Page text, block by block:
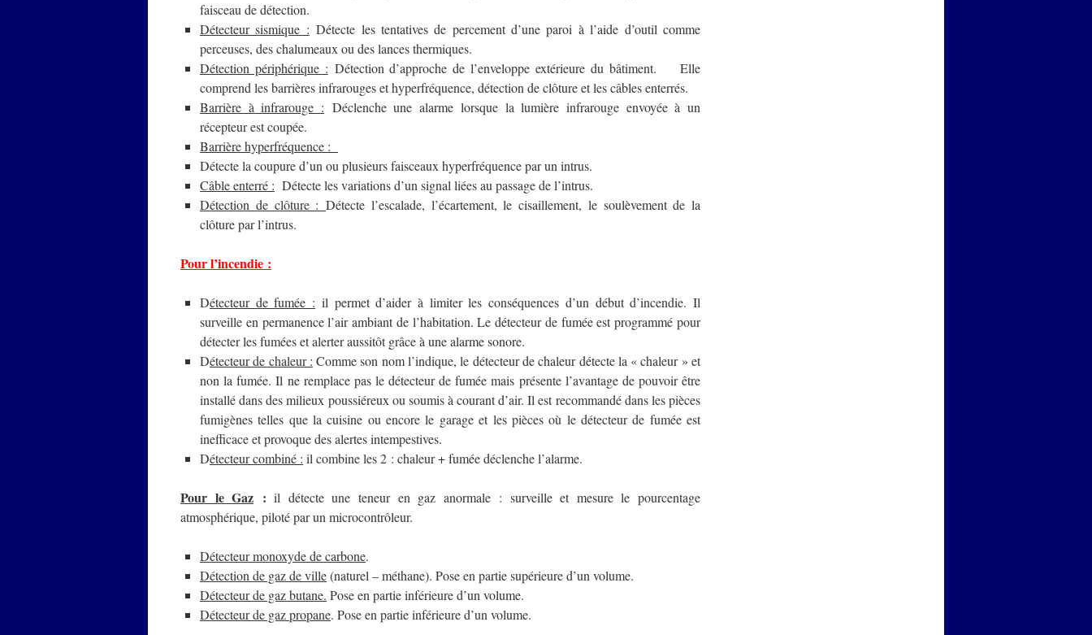
faisceau de détection.
Détecteur sismique : Détecte les tentatives de percement d’une paroi à l’aide d’outil comme
perceuses, des chalumeaux ou des lances thermiques.
Détection périphérique : Détection d’approche de l’enveloppe extérieure du bâtiment. Elle
comprend les barrières infrarouges et hyperfréquence, détection de clôture et les câbles enterrés.
Barrière à infrarouge : Déclenche une alarme lorsque la lumière infrarouge envoyée à un
récepteur est coupée.
Barrière hyperfréquence :
Détecte la coupure d’un ou plusieurs faisceaux hyperfréquence par un intrus.
Câble enterré : Détecte les variations d’un signal liées au passage de l’intrus.
Détection de clôture : Détecte l’escalade, l’écartement, le cisaillement, le soulèvement de la
clôture par l’intrus.
Pour l’incendie :
Détecteur de fumée : il permet d’aider à limiter les conséquences d’un début d’incendie. Il
surveille en permanence l’air ambiant de l’habitation. Le détecteur de fumée est programmé pour
détecter les fumées et alerter aussitôt grâce à une alarme sonore.
Détecteur de chaleur : Comme son nom l’indique, le détecteur de chaleur détecte la « chaleur » et
non la fumée. Il ne remplace pas le détecteur de fumée mais présente l’avantage de pouvoir être
installé dans des milieux poussiéreux ou soumis à courant d’air. Il est recommandé dans les pièces
fumigènes telles que la cuisine ou encore le garage et les pièces où le détecteur de fumée est
inefficace et provoque des alertes intempestives.
Détecteur combiné : il combine les 2 : chaleur + fumée déclenche l’alarme.
Pour le Gaz : il détecte une teneur en gaz anormale : surveille et mesure le pourcentage
atmosphérique, piloté par un microcontrôleur.
Détecteur monoxyde de carbone.
Détection de gaz de ville(naturel – méthane). Pose en partie supérieure d’un volume.
Détecteur de gaz butane. Pose en partie inférieure d’un volume.
Détecteur de gaz propane. Pose en partie inférieure d’un volume.